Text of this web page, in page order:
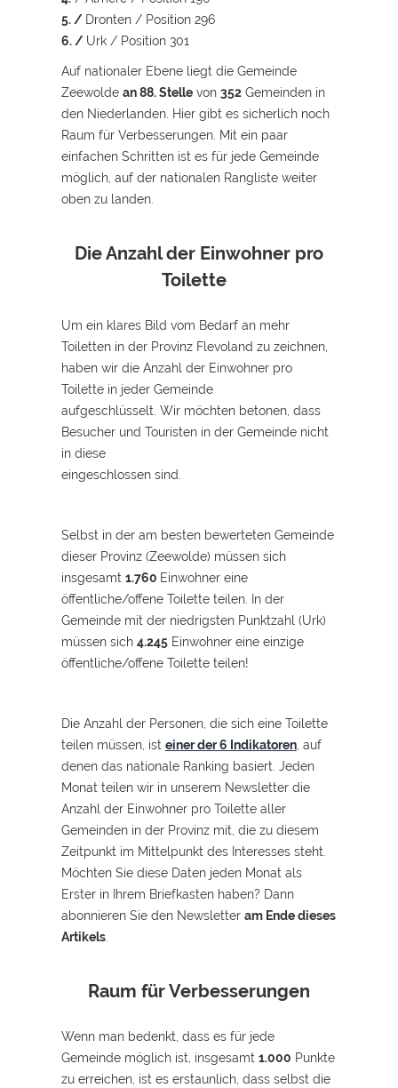
5. / Dronten / Position 296
6. / Urk / Position 301
Auf nationaler Ebene liegt die Gemeinde
Zeewolde an 88. Stellevon 352Gemeinden in
den Niederlanden. Hier gibt es sicherlich noch
Raum für Verbesserungen. Mit ein paar
einfachen Schritten ist es für jede Gemeinde
möglich, auf der nationalen Rangliste weiter
oben zu landen.
Die Anzahl der Einwohner pro
Toilette
Um ein klares Bild vom Bedarf an mehr
Toiletten in der Provinz Flevoland zu zeichnen,
haben wir die Anzahl der Einwohner pro
Toilette in jeder Gemeinde
aufgeschlüsselt. Wir möchten betonen, dass
Besucher und Touristen in der Gemeinde nicht
in diese
eingeschlossen sind.
Selbst in der am besten bewerteten Gemeinde
dieser Provinz (Zeewolde) müssen sich
insgesamt 1.760 Einwohner eine
öffentliche/offene Toilette teilen. In der
Gemeinde mit der niedrigsten Punktzahl (Urk)
müssen sich 4.245Einwohner eine einzige
öffentliche/offene Toilette teilen!
Die Anzahl der Personen, die sich eine Toilette
teilen müssen, ist einer der 6 Indikatoren, auf
denen das nationale Ranking basiert. Jeden
Monat teilen wir in unserem Newsletter die
Anzahl der Einwohner pro Toilette aller
Gemeinden in der Provinz mit, die zu diesem
Zeitpunkt im Mittelpunkt des Interesses steht.
Möchten Sie diese Daten jeden Monat als
Erster in Ihrem Briefkasten haben? Dann
abonnieren Sie den Newsletter am Ende dieses
Artikels.
Raum für Verbesserungen
Wenn man bedenkt, dass es für jede
Gemeinde möglich ist, insgesamt 1.000 Punkte
zu erreichen, ist es erstaunlich, dass selbst die